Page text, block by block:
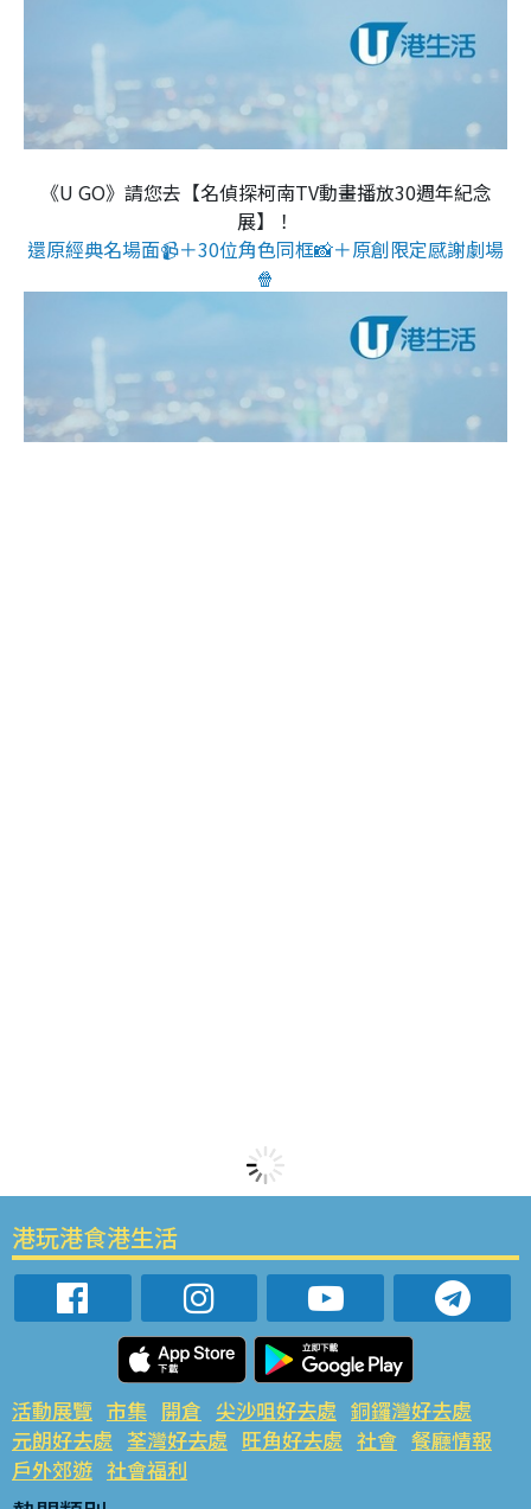
《U GO》請您去【名偵探柯南TV動畫播放30週年紀念
展】！
還原經典名場面📹＋30位角色同框📸＋原創限定感謝劇場
🍿
港玩港食港生活
活動展覽 市集 開倉 尖沙咀好去處 銅鑼灣好去處
元朗好去處 荃灣好去處 旺角好去處 社會 餐廳情報
戶外郊遊 社會福利